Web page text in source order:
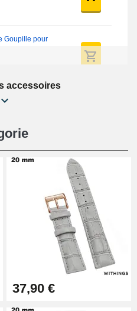
Goupille pour
Long Montre
Montre
Bracelet
Montre pas cher
accessoires
37,90 €